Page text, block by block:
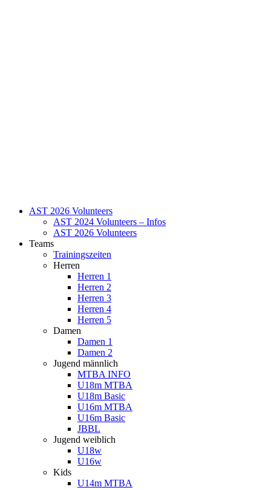
AST 2026 Volunteers
AST 2024 Volunteers – Infos
AST 2026 Volunteers
Teams
Trainingszeiten
Herren
Herren 1
Herren 2
Herren 3
Herren 4
Herren 5
Damen
Damen 1
Damen 2
Jugend männlich
MTBA INFO
U18m MTBA
U18m Basic
U16m MTBA
U16m Basic
JBBL
Jugend weiblich
U18w
U16w
Kids
U14m MTBA